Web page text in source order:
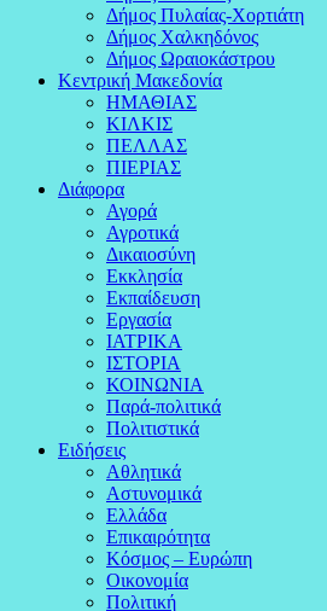
Δήμος Πυλαίας-Χορτιάτη
Δήμος Χαλκηδόνος
Δήμος Ωραιοκάστρου
Κεντρική Μακεδονία
ΗΜΑΘΙΑΣ
ΚΙΛΚΙΣ
ΠΕΛΛΑΣ
ΠΙΕΡΙΑΣ
Διάφορα
Αγορά
Αγροτικά
Δικαιοσύνη
Εκκλησία
Εκπαίδευση
Εργασία
ΙΑΤΡΙΚΑ
ΙΣΤΟΡΙΑ
ΚΟΙΝΩΝΙΑ
Παρά-πολιτικά
Πολιτιστικά
Ειδήσεις
Αθλητικά
Αστυνομικά
Ελλάδα
Επικαιρότητα
Κόσμος – Ευρώπη
Οικονομία
Πολιτική